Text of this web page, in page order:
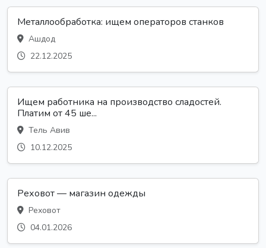
Металлообработка: ищем операторов станков
Ашдод
22.12.2025
Ищем работника на производство сладостей.
Платим от 45 ше...
Тель Авив
10.12.2025
Реховот — магазин одежды
Реховот
04.01.2026